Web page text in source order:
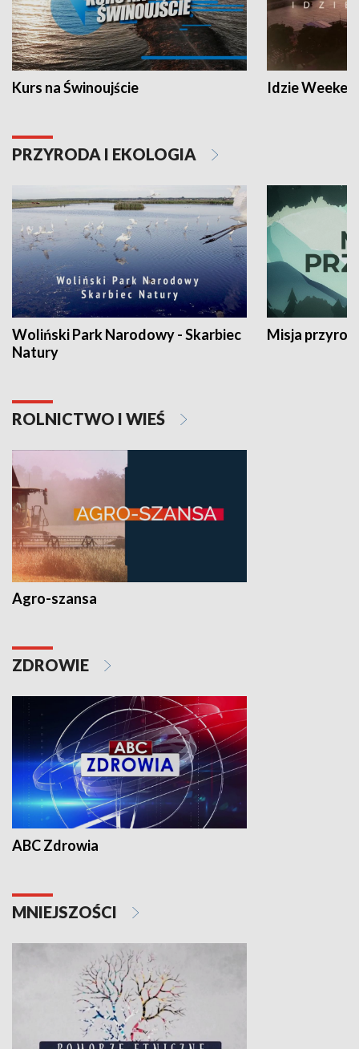
Kurs na Świnoujście Idzie
PRZYRODA I EKOLOGIA
Woliński Park Narodowy - Skarbiec
Natury
Misja
ROLNICTWO I WIEŚ
Agro-szansa
ZDROWIE
ABC Zdrowia
MNIEJSZOŚCI